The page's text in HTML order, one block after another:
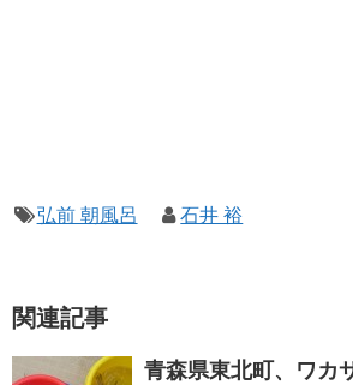
弘前 朝風呂 石井 裕
関連記事
青森県東北町、ワカ